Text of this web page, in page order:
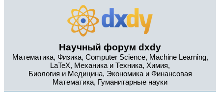
Научный форум dxdy
Математика, Физика, Computer Science, Machine Learning,
LaTeX, Механика и Техника, Химия,
Биология и Медицина, Экономика и Финансовая
Математика, Гуманитарные науки